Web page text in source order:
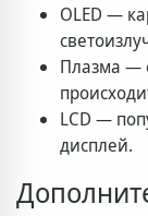
OLED —
Плазма —
LCD —
дисплей.